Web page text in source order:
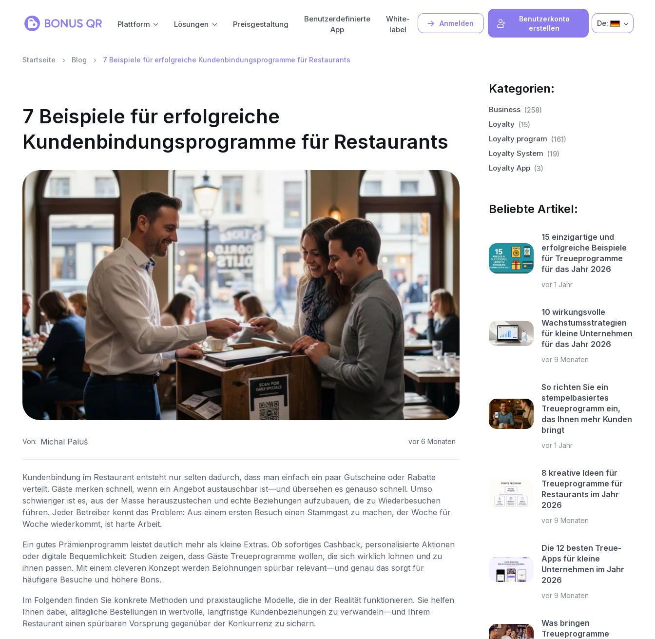
Anmelden
Benutzerkonto
erstellen
Plattform Lösungen Preisgestaltung
Benutzerdefinierte
App
White-
label
De:
Startseite Blog 7 Beispiele für erfolgreiche Kundenbindungsprogramme für Restaurants
7 Beispiele für erfolgreiche
Kundenbindungsprogramme für Restaurants
Von: Michal Paluš vor 6 Monaten
Kundenbindung im Restaurant entsteht nur selten dadurch, dass man einfach ein paar Gutscheine oder Rabatte
verteilt. Gäste merken schnell, wenn ein Angebot austauschbar ist—und übersehen es genauso schnell. Umso
schwieriger ist es, aus der Masse herauszustechen und echte Beziehungen aufzubauen, die zu Wiederbesuchen
führen. Jeder Betreiber kennt das Problem: Aus einem ersten Besuch einen Stammgast zu machen, der Woche für
Woche wiederkommt, ist harte Arbeit.
Ein gutes Prämienprogramm leistet deutlich mehr als kleine Extras. Ob sofortiges Cashback, personalisierte Aktionen
oder digitale Bequemlichkeit: Studien zeigen, dass Gäste Treueprogramme wollen, die sich wirklich lohnen und zu
ihnen passen. Mit einem cleveren Konzept werden Belohnungen spürbar relevant—und genau das sorgt für
häufigere Besuche und höhere Bons.
Im Folgenden finden Sie konkrete Methoden und praxistaugliche Modelle, die in der Realität funktionieren. Sie helfen
Ihnen dabei, alltägliche Bestellungen in wertvolle, langfristige Kundenbeziehungen zu verwandeln—und Ihrem
Restaurant einen spürbaren Vorsprung gegenüber der Konkurrenz zu sichern.
Kategorien:
Business (258)
Loyalty (15)
Loyalty program (161)
Loyalty System (19)
Loyalty App (3)
Beliebte Artikel:
15 einzigartige und
erfolgreiche Beispiele
für Treueprogramme
für das Jahr 2026
vor 1 Jahr
10 wirkungsvolle
Wachstumsstrategien
für kleine Unternehmen
für das Jahr 2026
vor 9 Monaten
So richten Sie ein
stempelbasiertes
Treueprogramm ein,
das Ihnen mehr Kunden
bringt
vor 1 Jahr
8 kreative Ideen für
Treueprogramme für
Restaurants im Jahr
2026
vor 9 Monaten
Die 12 besten Treue-
Apps für kleine
Unternehmen im Jahr
2026
vor 9 Monaten
Was bringen
Treueprogramme